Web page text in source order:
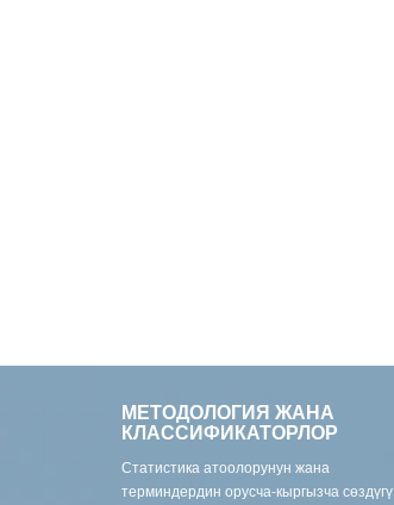
МЕТОДОЛОГИЯ ЖАНА
КЛАССИФИКАТОРЛОР
Статистика атоолорунун жана
терминдердин орусча-кыргызча сөздүгү